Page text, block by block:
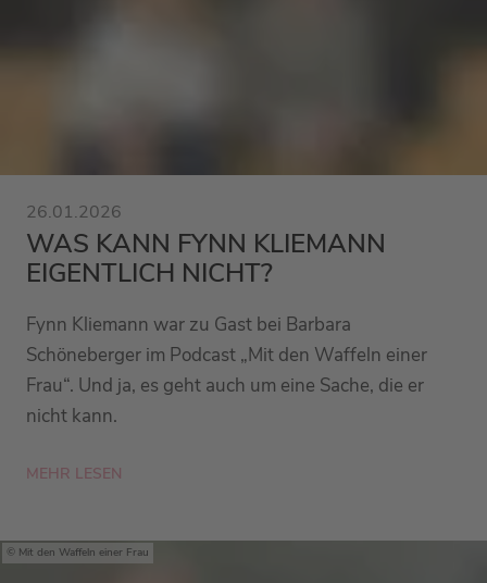
26.01.2026
WAS KANN FYNN KLIEMANN
EIGENTLICH NICHT?
Fynn Kliemann war zu Gast bei Barbara
Schöneberger im Podcast „Mit den Waffeln einer
Frau“. Und ja, es geht auch um eine Sache, die er
nicht kann.
MEHR LESEN
Mit den Waffeln einer Frau